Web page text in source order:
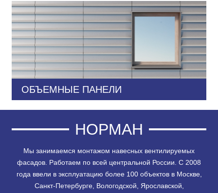
ОБЪЕМНЫЕ ПАНЕЛИ
НОРМАН
Мы занимаемся монтажом навесных вентилируемых
фасадов. Работаем по всей центральной России. С 2008
года ввели в эксплуатацию более 100 объектов в Москве,
Санкт-Петербурге, Вологодской, Ярославской,